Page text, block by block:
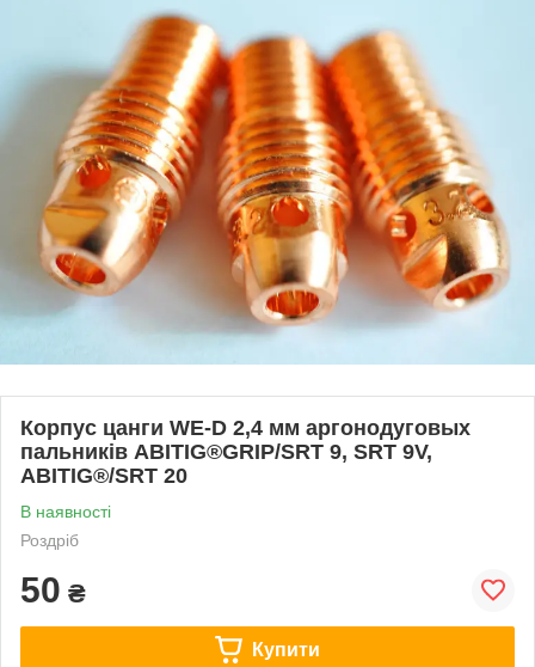
Корпус цанги WE-D 2,4 мм аргонодуговых
пальників ABITIG®GRIP/SRT 9, SRT 9V,
ABITIG®/SRT 20
В наявності
Роздріб
50 ₴
Купити